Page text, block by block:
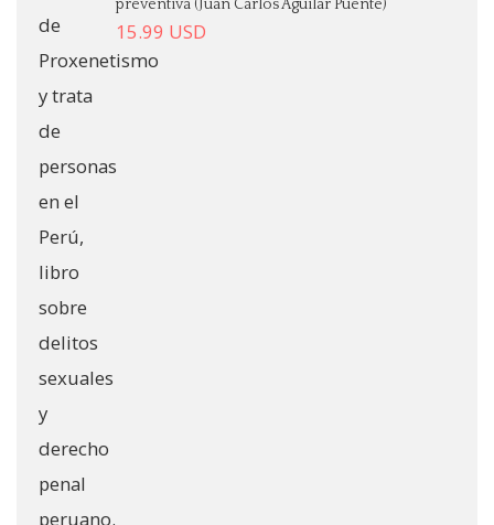
preventiva (Juan Carlos Aguilar Puente)
15.99 USD